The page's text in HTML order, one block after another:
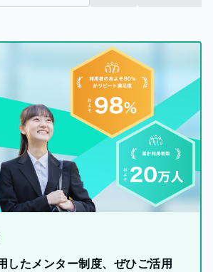
したメンター制度、ぜひご活用